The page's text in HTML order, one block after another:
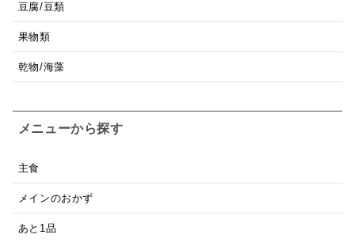
豆腐/豆類
果物類
乾物/海藻
メニューから探す
主食
メインのおかず
あと1品